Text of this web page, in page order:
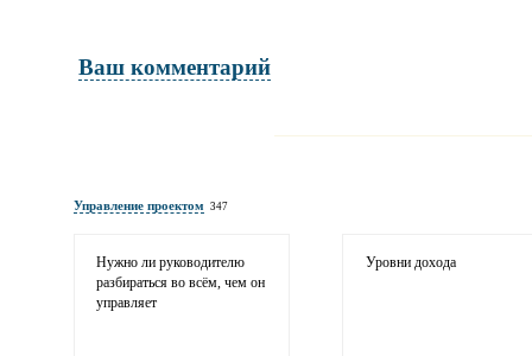
Ваш комментарий
Управление проектом 347
Нужно ли руководителю
разбираться во всём, чем он
управляет
Уровни дохода